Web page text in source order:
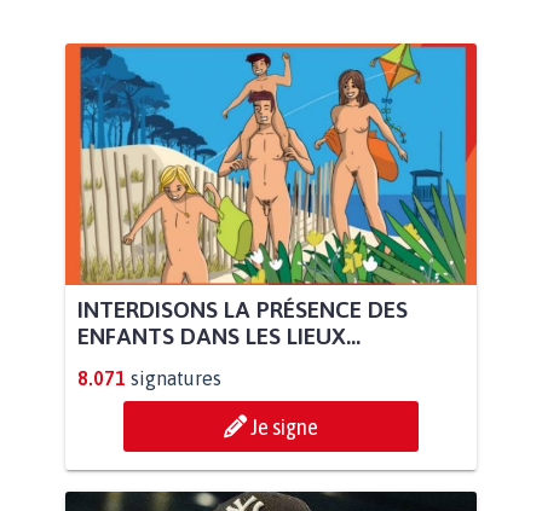
INTERDISONS LA PRÉSENCE DES
ENFANTS DANS LES LIEUX...
8.071 signatures
Je signe